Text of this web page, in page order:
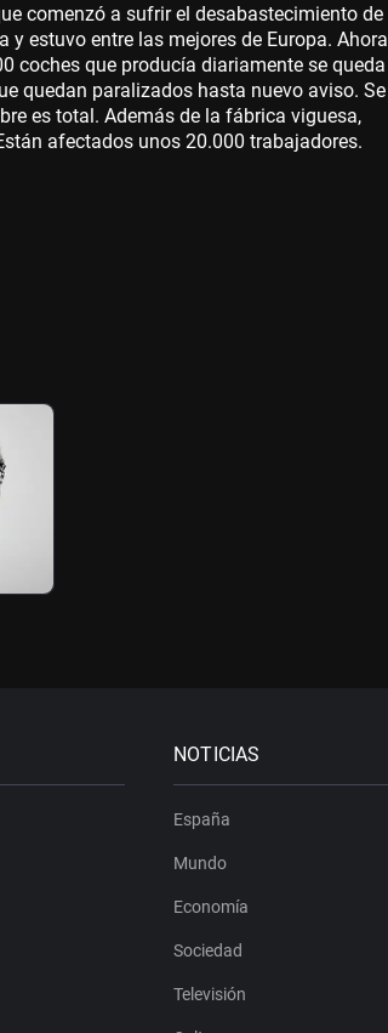
comenzó a sufrir el desabastecimiento de
estuvo entre las mejores de Europa. Ahora
coches que producía diariamente se queda
quedan paralizados hasta nuevo aviso. Se
es total. Además de la fábrica viguesa,
afectados unos 20.000 trabajadores.
NOTICIAS
España
Mundo
Economía
Sociedad
Televisión